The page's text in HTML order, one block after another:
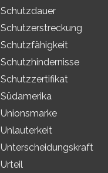
Schutzdauer
Schutzerstreckung
Schutzfähigkeit
Schutzhindernisse
Schutzzertifikat
Südamerika
Unionsmarke
Unlauterkeit
Unterscheidungskraft
Urteil